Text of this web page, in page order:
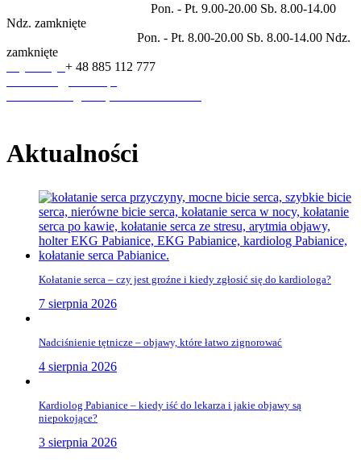
Pon. - Pt. 9.00-20.00 Sb. 8.00-14.00
Ndz. zamknięte
Pon. - Pt. 8.00-20.00 Sb. 8.00-14.00 Ndz.
zamknięte
+ 48 885 112 777
Aktualności
Kołatanie serca – czy jest groźne i kiedy zgłosić się do kardiologa?
7 sierpnia 2026
Nadciśnienie tętnicze – objawy, które łatwo zignorować
4 sierpnia 2026
Kardiolog Pabianice – kiedy iść do lekarza i jakie objawy są
niepokojące?
3 sierpnia 2026